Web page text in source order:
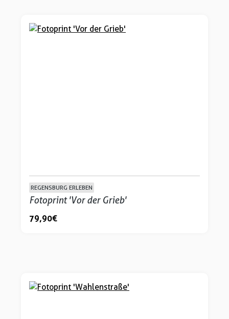
REGENSBURG ERLEBEN
Fotoprint 'Vor der Grieb'
79,90 €